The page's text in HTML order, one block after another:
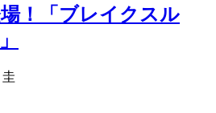
！「ブレイクスル